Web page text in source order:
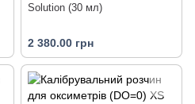
Solution (30 мл)
2 380.00 грн